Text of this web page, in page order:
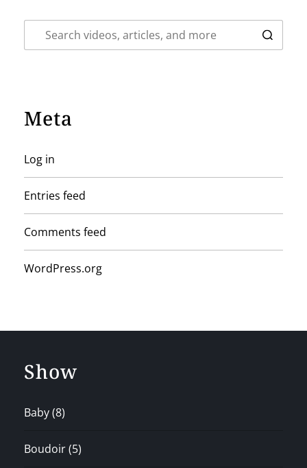
Meta
Log in
Entries feed
Comments feed
WordPress.org
Show
Baby(8)
Boudoir(5)